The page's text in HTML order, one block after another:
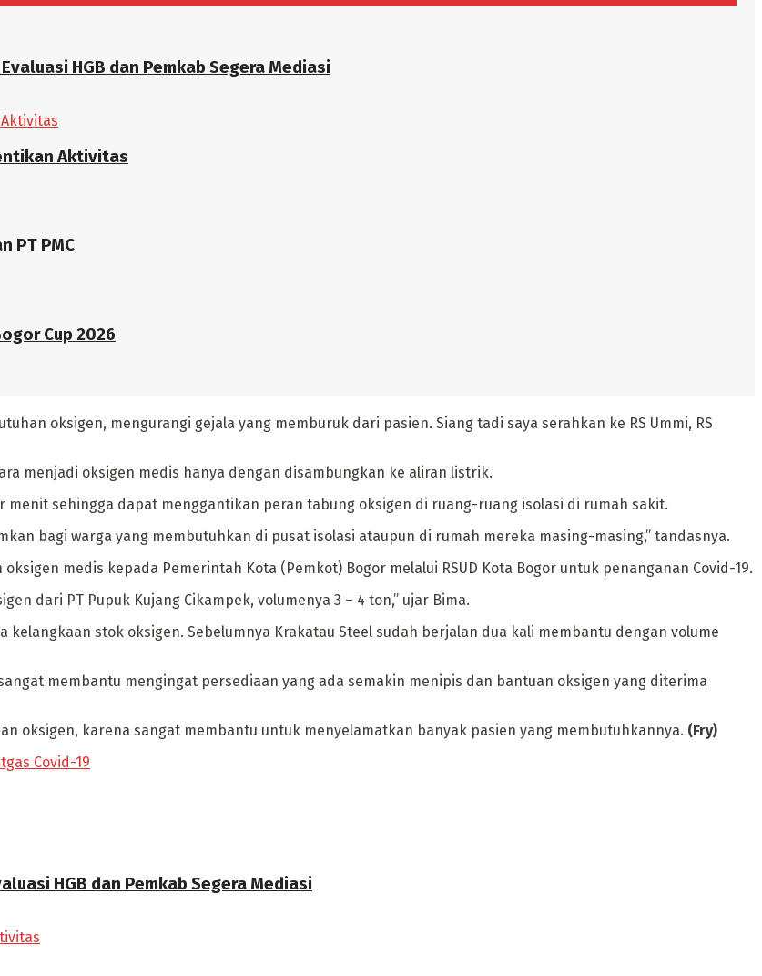
HGB dan Pemkab Segera Mediasi
Aktivitas
PT PMC
Cup 2026
oksigen, mengurangi gejala yang memburuk dari pasien. Siang tadi saya serahkan ke RS Ummi, RS
menjadi oksigen medis hanya dengan disambungkan ke aliran listrik.
sehingga dapat menggantikan peran tabung oksigen di ruang-ruang isolasi di rumah sakit.
bagi warga yang membutuhkan di pusat isolasi ataupun di rumah mereka masing-masing,” tandasnya.
medis kepada Pemerintah Kota (Pemkot) Bogor melalui RSUD Kota Bogor untuk penanganan Covid-19.
dari PT Pupuk Kujang Cikampek, volumenya 3 – 4 ton,” ujar Bima.
stok oksigen. Sebelumnya Krakatau Steel sudah berjalan dua kali membantu dengan volume
membantu mengingat persediaan yang ada semakin menipis dan bantuan oksigen yang diterima
oksigen, karena sangat membantu untuk menyelamatkan banyak pasien yang membutuhkannya. (Fry)
Covid-19
HGB dan Pemkab Segera Mediasi